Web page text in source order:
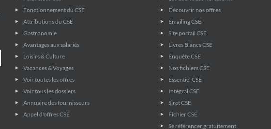
Fonctionnement du CSE
Attributions du CSE
Gastronomie
Avantages aux salariés
Loisirs & Culture
Vacances & Voyages
Voir toutes les offres
Voir tous les dossiers
Annuaire des fournisseurs
Appel d'offres CSE
Découvrir nos offres
Emailing CSE
Site portail CSE
Livres Blancs CSE
Enquête CSE
Nos fichiers CSE
Essentiel CSE
Intégral CSE
Siret CSE
Fichier CSE
Se référencer gratuitement